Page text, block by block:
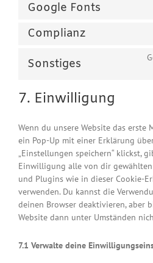
Google Fonts
Complianz
Sonstiges
7. Einwilligung
Wenn du unsere Website das erste
ein Pop-Up mit einer Erklärung
„Einstellungen speichern“ klickst,
Einwilligung alle von dir
und Plugins wie in dieser Cookie-
verwenden. Du kannst die
deinen Browser deaktivieren, aber
Website dann unter Umständen
7.1 Verwalte deine